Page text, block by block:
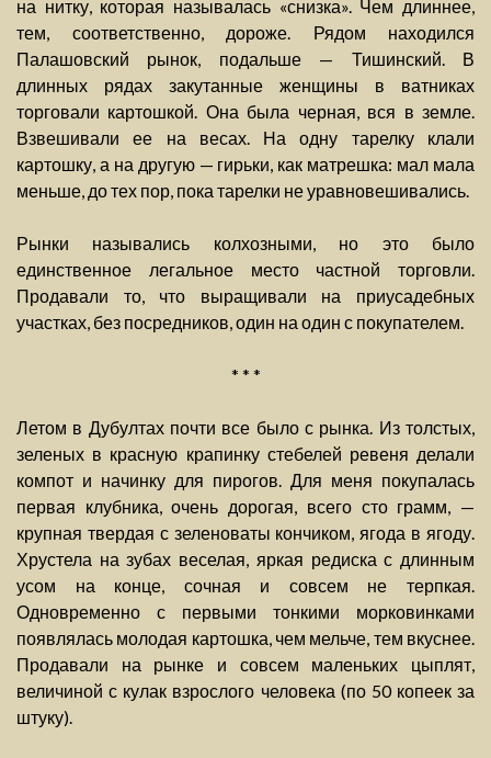
на нитку, которая называлась «снизка». Чем длиннее,
тем, соответственно, дороже. Рядом находился
Палашовский рынок, подальше — Тишинский. В
длинных рядах закутанные женщины в ватниках
торговали картошкой. Она была черная, вся в земле.
Взвешивали ее на весах. На одну тарелку клали
картошку, а на другую — гирьки, как матрешка: мал мала
меньше, до тех пор, пока тарелки не уравновешивались.
Рынки назывались колхозными, но это было
единственное легальное место частной торговли.
Продавали то, что выращивали на приусадебных
участках, без посредников, один на один с покупателем.
* * *
Летом в Дубултах почти все было с рынка. Из толстых,
зеленых в красную крапинку стебелей ревеня делали
компот и начинку для пирогов. Для меня покупалась
первая клубника, очень дорогая, всего сто грамм, —
крупная твердая с зеленоваты кончиком, ягода в ягоду.
Хрустела на зубах веселая, яркая редиска с длинным
усом на конце, сочная и совсем не терпкая.
Одновременно с первыми тонкими морковинками
появлялась молодая картошка, чем мельче, тем вкуснее.
Продавали на рынке и совсем маленьких цыплят,
величиной с кулак взрослого человека (по 50 копеек за
штуку).